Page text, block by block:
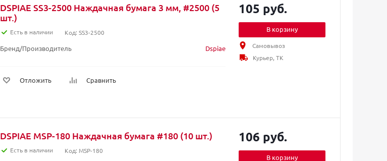
DSPIAE SS3-2500 Наждачная бумага 3 мм, #2500 (5
шт.)
Есть в наличии Код: SS3-2500
Бренд/Производитель Dspiae
Отложить Сравнить
105 руб.
В корзину
Самовывоз
Курьер, ТК
DSPIAE MSP-180 Наждачная бумага #180 (10 шт.)
Есть в наличии Код: MSP-180
106 руб.
В корзину